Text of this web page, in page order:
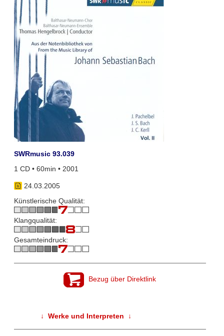
SWRmusic 93.039
1 CD • 60min • 2001
24.03.2005
Künstlerische Qualität:
Klangqualität:
Gesamteindruck:
Bezug über Direktlink
↓ Werke und Interpreten ↓